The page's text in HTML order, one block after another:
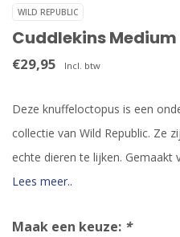
WILD REPUBLIC
Cuddlekins
€29,95 Incl. btw
Deze knuffeloctopus is een
collectie van Wild Republic. Ze
echte dieren te lijken. Gemaakt
Lees meer..
Maak een keuze: *